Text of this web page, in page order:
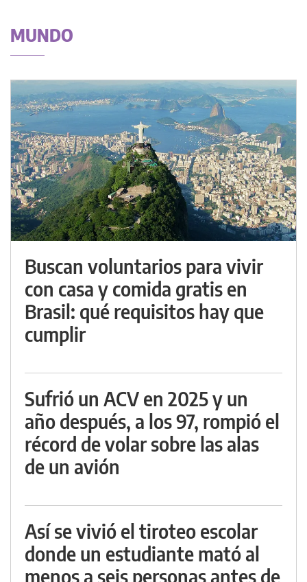
MUNDO
Buscan voluntarios para vivir
con casa y comida gratis en
Brasil: qué requisitos hay que
cumplir
Sufrió un ACV en 2025 y un
año después, a los 97, rompió el
récord de volar sobre las alas
de un avión
Así se vivió el tiroteo escolar
donde un estudiante mató al
menos a seis personas antes de